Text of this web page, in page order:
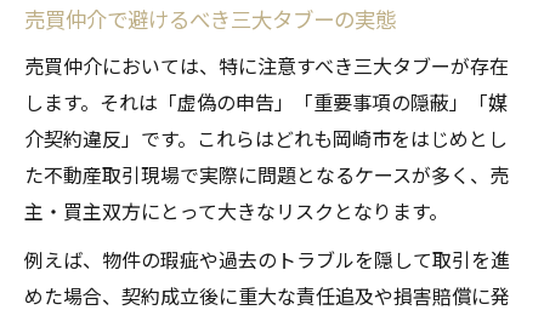
売買仲介で避けるべき三大タブーの実態
売買仲介においては、特に注意すべき三大タブーが存在
します。それは「虚偽の申告」「重要事項の隠蔽」「媒
介契約違反」です。これらはどれも岡崎市をはじめとし
た不動産取引現場で実際に問題となるケースが多く、売
主・買主双方にとって大きなリスクとなります。
例えば、物件の瑕疵や過去のトラブルを隠して取引を進
めた場合、契約成立後に重大な責任追及や損害賠償に発